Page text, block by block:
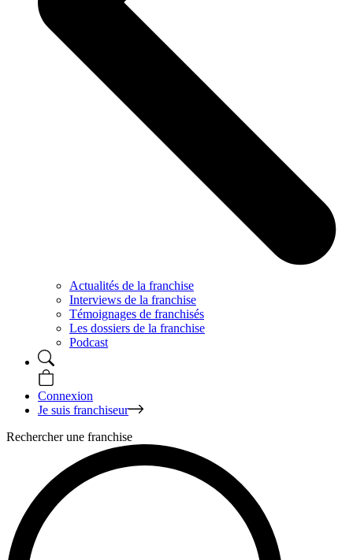
Actualités de la franchise
Interviews de la franchise
Témoignages de franchisés
Les dossiers de la franchise
Podcast
Connexion
Je suis franchiseur
Rechercher une franchise